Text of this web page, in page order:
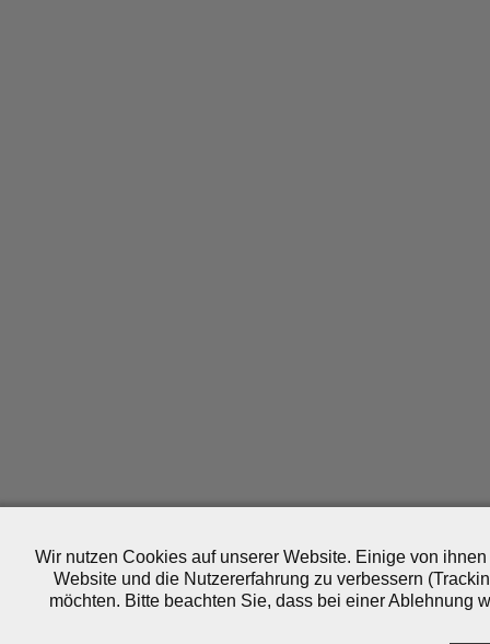
Wir nutzen Cookies auf unserer Website. Einige von
Website und die Nutzererfahrung zu verbessern
möchten. Bitte beachten Sie, dass bei einer Ablehnung